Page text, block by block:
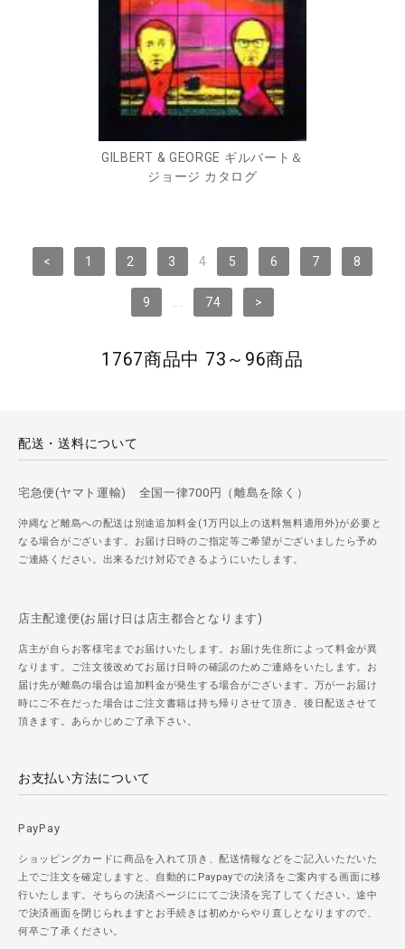
GILBERT & GEORGE ギルバート＆
ジョージ カタログ
< 1 2 3 4 5 6 7 8
9 74 >
1767商品中 73～96商品
配送・送料について
宅急便(ヤマト運輸) 全国一律700円（離島を除く）
沖縄など離島への配送は別途追加料金(1万円以上の送料無料適用外)が必要と
なる場合がございます。お届け日時のご指定等ご希望がございましたら予め
ご連絡ください。出来るだけ対応できるようにいたします。
店主配達便(お届け日は店主都合となります)
店主が自らお客様宅までお届けいたします。お届け先住所によって料金が異
なります。ご注文後改めてお届け日時の確認のためご連絡をいたします。お
届け先が離島の場合は追加料金が発生する場合がございます。万が一お届け
時にご不在だった場合はご注文書籍は持ち帰りさせて頂き、後日配送させて
頂きます。あらかじめご了承下さい。
お支払い方法について
PayPay
ショッピングカードに商品を入れて頂き、配送情報などをご記入いただいた
上でご注文を確定しますと、自動的にPaypayでの決済をご案内する画面に移
行いたします。そちらの決済ページににてご決済を完了してください。途中
で決済画面を閉じられますとお手続きは初めからやり直しとなりますので、
何卒ご了承ください。